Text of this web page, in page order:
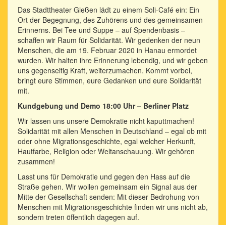
Das Stadttheater Gießen lädt zu einem Soli-Café ein: Ein
Ort der Begegnung, des Zuhörens und des gemeinsamen
Erinnerns. Bei Tee und Suppe – auf Spendenbasis –
schaffen wir Raum für Solidarität. Wir gedenken der neun
Menschen, die am 19. Februar 2020 in Hanau ermordet
wurden. Wir halten ihre Erinnerung lebendig, und wir geben
uns gegenseitig Kraft, weiterzumachen. Kommt vorbei,
bringt eure Stimmen, eure Gedanken und eure Solidarität
mit.
Kundgebung und Demo 18:00 Uhr – Berliner Platz
Wir lassen uns unsere Demokratie nicht kaputtmachen!
Solidarität mit allen Menschen in Deutschland – egal ob mit
oder ohne Migrationsgeschichte, egal welcher Herkunft,
Hautfarbe, Religion oder Weltanschauung. Wir gehören
zusammen!
Lasst uns für Demokratie und gegen den Hass auf die
Straße gehen. Wir wollen gemeinsam ein Signal aus der
Mitte der Gesellschaft senden: Mit dieser Bedrohung von
Menschen mit Migrationsgeschichte finden wir uns nicht ab,
sondern treten öffentlich dagegen auf.